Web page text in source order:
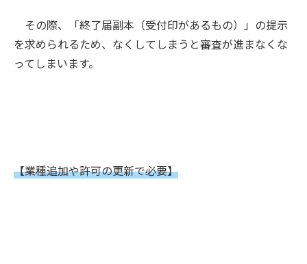
その際、「終了届副本（受付印があるもの）」の提示
を求められるため、なくしてしまうと審査が進まなくな
ってしまいます。
【業種追加や許可の更新で必要】